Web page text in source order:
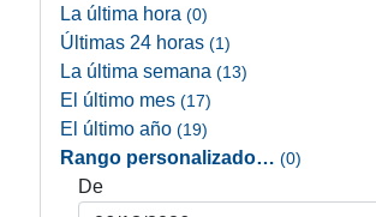
La última hora (0)
Últimas 24 horas (1)
La última semana (13)
El último mes (17)
El último año (19)
Rango personalizado… (0)
De